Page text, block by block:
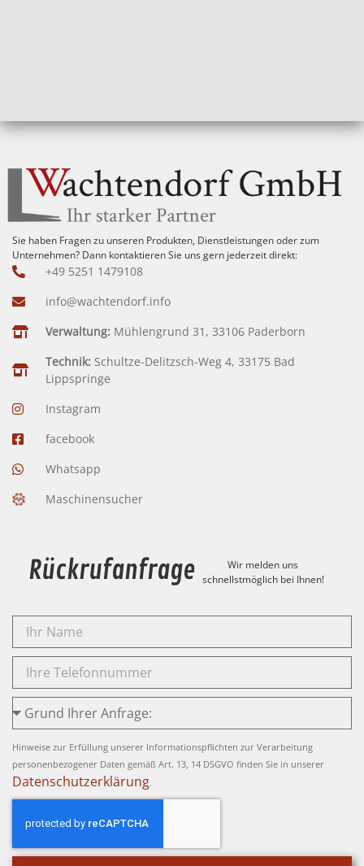
Sie haben Fragen zu unseren Produkten, Dienstleistungen oder zum
Unternehmen? Dann kontaktieren Sie uns gern jederzeit direkt:
+49 5251 1479108
info@wachtendorf.info
Verwaltung: Mühlengrund 31, 33106 Paderborn
Technik: Schultze-Delitzsch-Weg 4, 33175 Bad
Lippspringe
Instagram
facebook
Whatsapp
Maschinensucher
Rückrufanfrage
Wir melden uns
schnellstmöglich bei Ihnen!
Hinweise zur Erfüllung unserer Informationspflichten zur Verarbeitung
personenbezogener Daten gemäß Art. 13, 14 DSGVO finden Sie in unserer
Datenschutzerklärung.